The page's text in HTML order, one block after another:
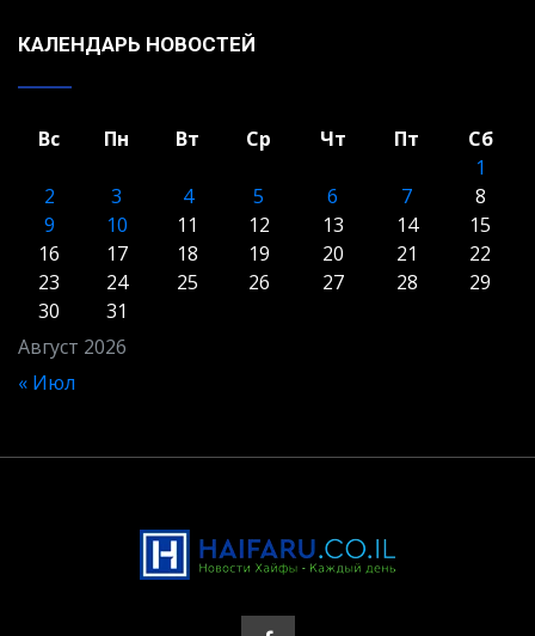
КАЛЕНДАРЬ НОВОСТЕЙ
Август 2026
Вс Пн Вт Ср Чт Пт
Сб
1
2
3 4 5 6 7
8
9
10 11 12 13 14
15
16
17 18 19 20 21
22
23
24 25 26 27 28
29
30
31
« Июл